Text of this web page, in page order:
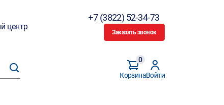
центр
+7 (3822) 52-34-73
Заказать звонок
Корзина
0
Войти